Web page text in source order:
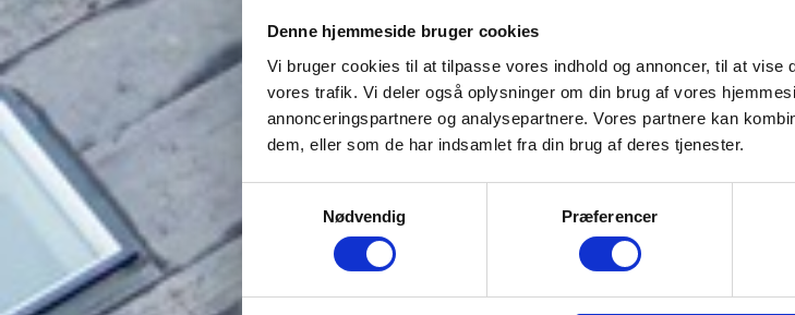
Denne hjemmeside bruger cookies
Vi bruger cookies til at tilpasse vores indhold og annoncer, til at
vores trafik. Vi deler også oplysninger om din brug af vores
annonceringspartnere og analysepartnere. Vores partnere kan
dem, eller som de har indsamlet fra din brug af deres tjenester.
Nødvendig
Præferencer